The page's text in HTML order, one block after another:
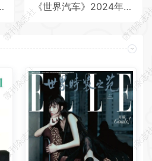
《世界汽车》2024年第10期全彩精校PDF杂志下载
微刊杂志社
微刊杂
微刊杂志社
微刊杂
微刊杂志社
微刊杂